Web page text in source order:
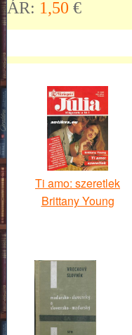
ÁR: 1,50 €
Ti amo: szeretlek
Brittany Young